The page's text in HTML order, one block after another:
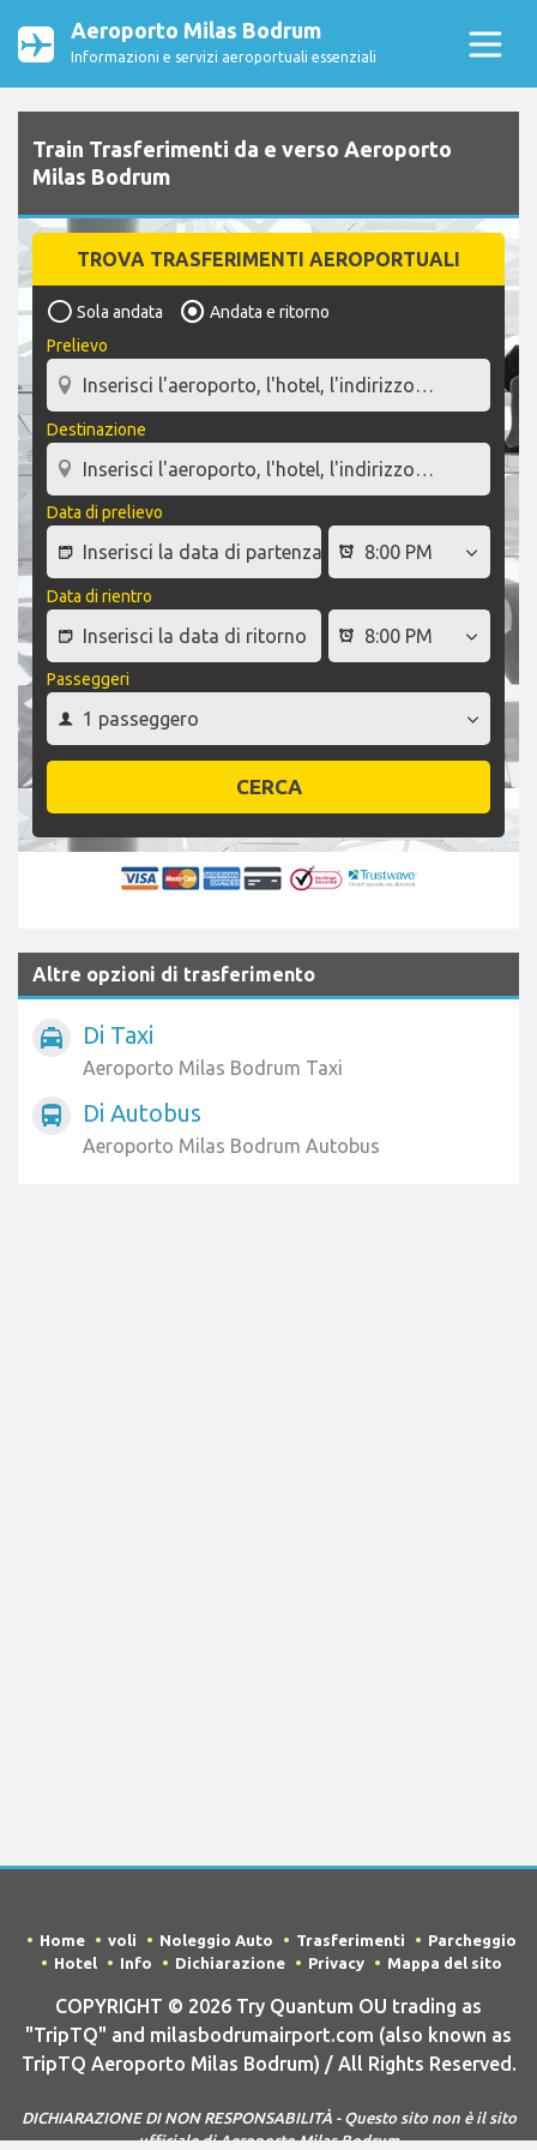
Aeroporto Milas Bodrum
Informazioni e servizi aeroportuali essenziali
Train Trasferimenti da e verso Aeroporto
Milas Bodrum
TROVA TRASFERIMENTI AEROPORTUALI
Sola andata
Andata e ritorno
Prelievo
Destinazione
Data di prelievo
Data di rientro
Passeggeri
CERCA
Altre opzioni di trasferimento
local_taxi Di Taxi
Aeroporto Milas Bodrum Taxi
directions_bus Di Autobus
Aeroporto Milas Bodrum Autobus
Home voli Noleggio Auto Trasferimenti
Parcheggio
Hotel
Info Dichiarazione Privacy Mappa del sito
COPYRIGHT © 2026 Try Quantum OU trading as
"TripTQ" and milasbodrumairport.com (also known as
TripTQ Aeroporto Milas Bodrum) / All Rights Reserved.
DICHIARAZIONE DI NON RESPONSABILITÀ - Questo sito non è il sito
ufficiale di Aeroporto Milas Bodrum